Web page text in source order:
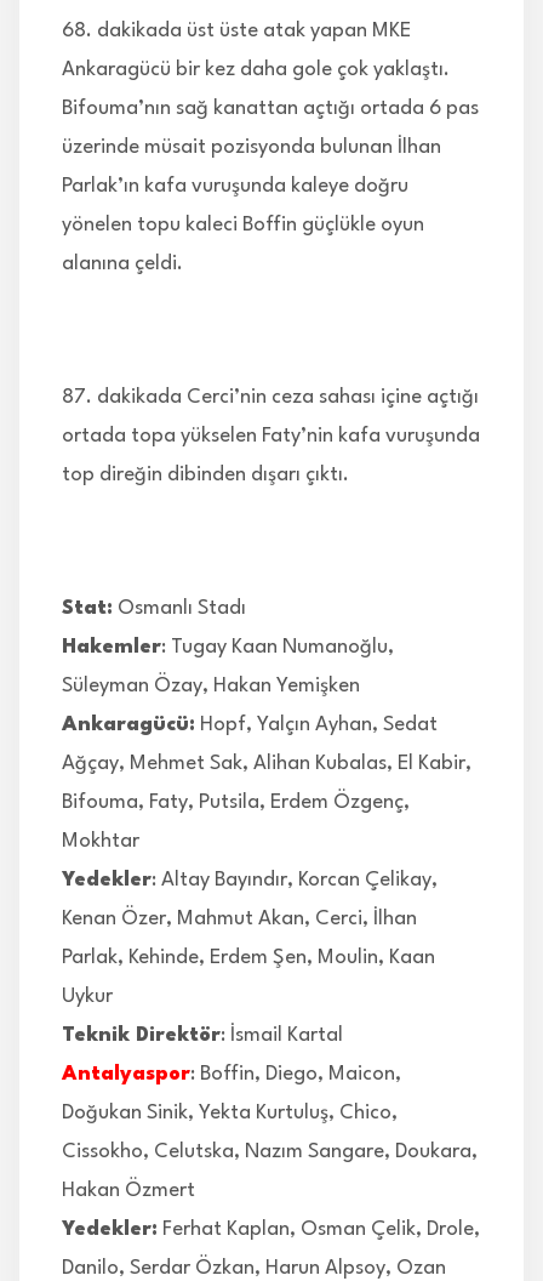
68. dakikada üst üste atak yapan MKE
Ankaragücü bir kez daha gole çok yaklaştı.
Bifouma’nın sağ kanattan açtığı ortada 6 pas
üzerinde müsait pozisyonda bulunan İlhan
Parlak’ın kafa vuruşunda kaleye doğru
yönelen topu kaleci Boffin güçlükle oyun
alanına çeldi.
87. dakikada Cerci’nin ceza sahası içine açtığı
ortada topa yükselen Faty’nin kafa vuruşunda
top direğin dibinden dışarı çıktı.
Stat: Osmanlı Stadı
Hakemler: Tugay Kaan Numanoğlu,
Süleyman Özay, Hakan Yemişken
Ankaragücü: Hopf, Yalçın Ayhan, Sedat
Ağçay, Mehmet Sak, Alihan Kubalas, El Kabir,
Bifouma, Faty, Putsila, Erdem Özgenç,
Mokhtar
Yedekler: Altay Bayındır, Korcan Çelikay,
Kenan Özer, Mahmut Akan, Cerci, İlhan
Parlak, Kehinde, Erdem Şen, Moulin, Kaan
Uykur
Teknik Direktör: İsmail Kartal
Antalyaspor: Boffin, Diego, Maicon,
Doğukan Sinik, Yekta Kurtuluş, Chico,
Cissokho, Celutska, Nazım Sangare, Doukara,
Hakan Özmert
Yedekler: Ferhat Kaplan, Osman Çelik, Drole,
Danilo, Serdar Özkan, Harun Alpsoy, Ozan